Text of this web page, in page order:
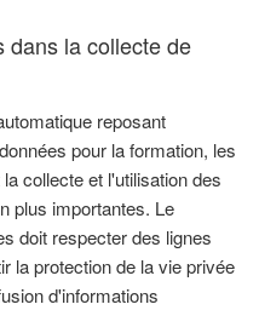
dans la collecte de
reposant
pour la formation, les
collecte et l'utilisation des
plus importantes. Le
doit respecter des lignes
la protection de la vie privée
d'informations